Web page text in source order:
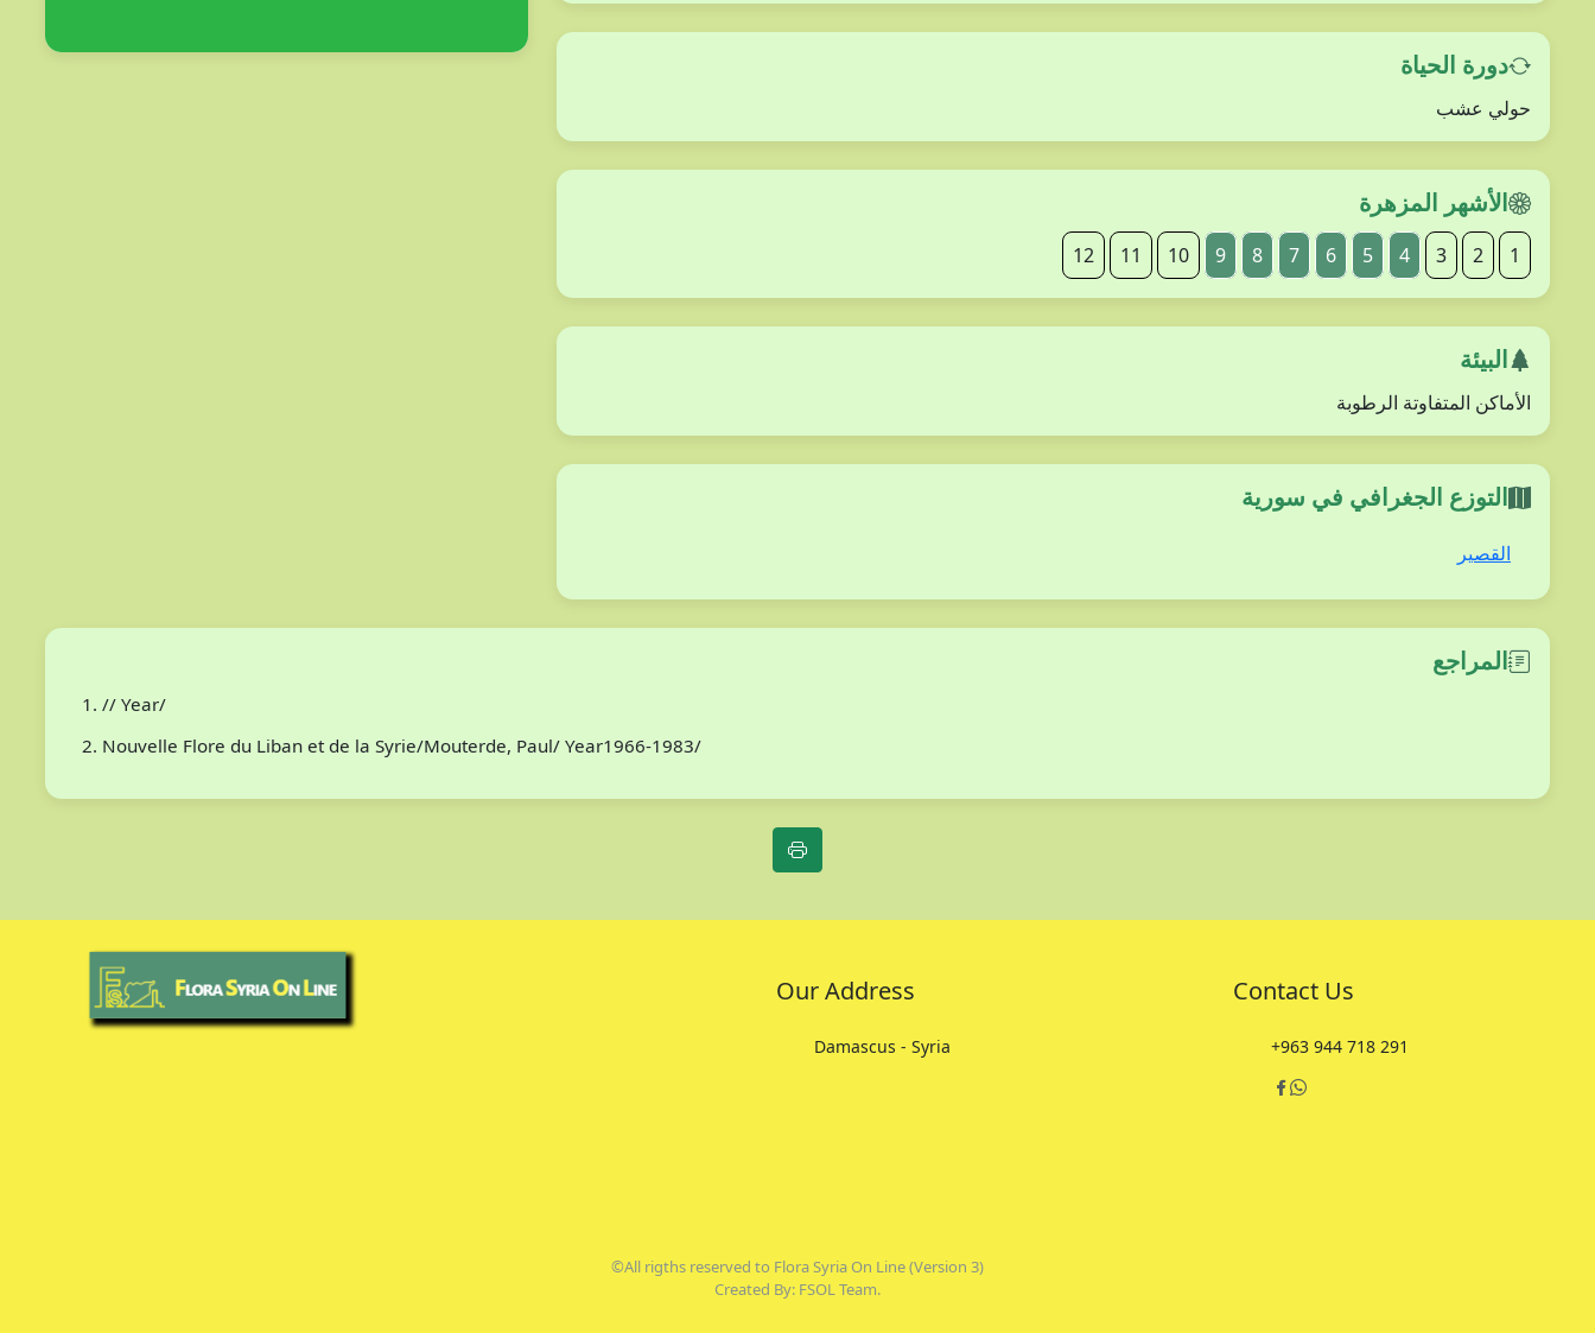
دورة الحياة
حولي عشب
الأشهر المزهرة
1
2
3
4
5
6
7
8
9
10
11
12
البيئة
الأماكن المتفاوتة الرطوبة
التوزع الجغرافي في سورية
القصير
المراجع
// Year/
Nouvelle Flore du Liban et de la Syrie/Mouterde, Paul/ Year1966-1983/
Our Address
Damascus - Syria
Contact Us
+963 944 718 291
©All rigths reserved to Flora Syria On Line (Version 3)
Created By: FSOL Team.